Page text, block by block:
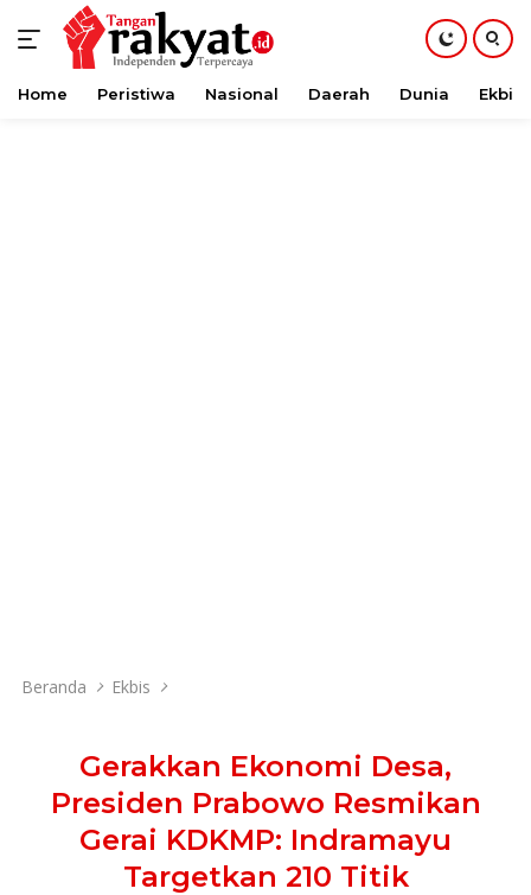
Langsung
Home Peristiwa Nasional Daerah Dunia Ekbis
Beranda Ekbis
Gerakkan Ekonomi Desa,
Presiden Prabowo Resmikan
Gerai KDKMP: Indramayu
Targetkan 210 Titik